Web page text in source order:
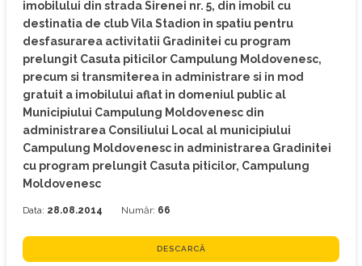
imobilului din strada Sirenei nr. 5, din imobil cu
destinatia de club Vila Stadion in spatiu pentru
desfasurarea activitatii Gradinitei cu program
prelungit Casuta piticilor Campulung Moldovenesc,
precum si transmiterea in administrare si in mod
gratuit a imobilului aflat in domeniul public al
Municipiului Campulung Moldovenesc din
administrarea Consiliului Local al municipiului
Campulung Moldovenesc in administrarea Gradinitei
cu program prelungit Casuta piticilor, Campulung
Moldovenesc
Data: 28.08.2014 Număr: 66
DESCARCĂ